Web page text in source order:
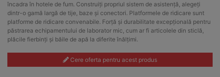
încadra în hotele de fum. Construiți propriul sistem de asistență, alegeți
dintr-o gamă largă de tije, baze și conectori. Platformele de ridicare sunt
platforme de ridicare convenabile. Forță și durabilitate excepțională pentru
păstrarea echipamentului de laborator mic, cum ar fi articolele din sticlă,
plăcile fierbinți și băile de apă la diferite înălțimi.
Cere oferta pentru acest produs